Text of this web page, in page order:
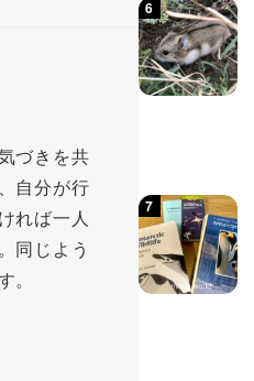
づきを共
自分が行
れば一人
同じよう